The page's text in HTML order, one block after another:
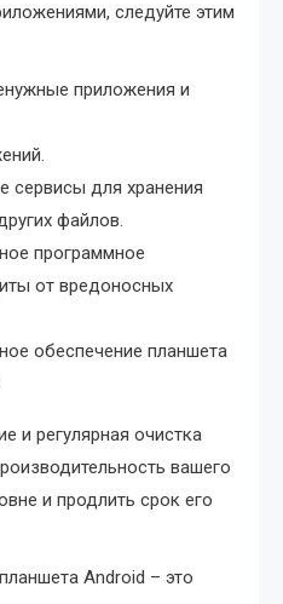
следуйте этим
приложения и
сервисы для хранения
файлов.
программное
от вредоносных
обеспечение планшета
и регулярная очистка
вашего
и продлить срок его
Android – это